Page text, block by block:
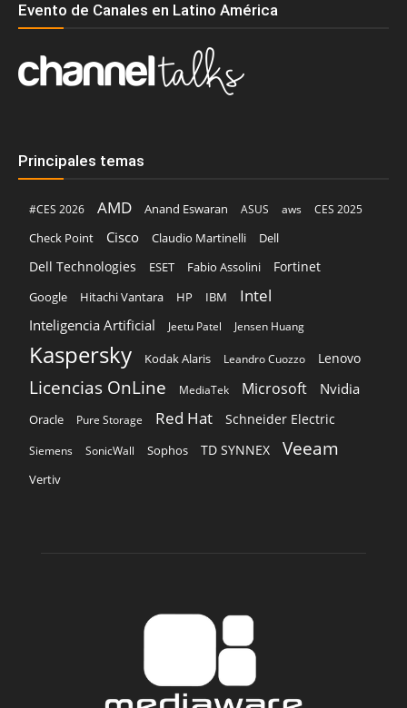
Evento de Canales en Latino América
Principales temas
#CES 2026 AMD Anand Eswaran ASUS aws
CES 2025
Check Point
Cisco Claudio Martinelli Dell
Dell Technologies ESET Fabio Assolini Fortinet
Google Hitachi Vantara HP IBM Intel
Inteligencia Artificial Jeetu Patel Jensen Huang
Kaspersky Kodak Alaris Leandro Cuozzo Lenovo
Licencias OnLine MediaTek Microsoft Nvidia
Oracle Pure Storage Red Hat Schneider Electric
Siemens SonicWall Sophos TD SYNNEX Veeam
Vertiv